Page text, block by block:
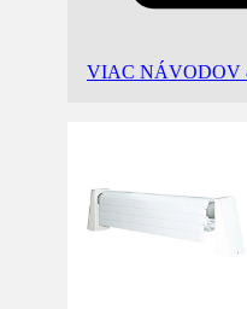
VIAC NÁVODOV